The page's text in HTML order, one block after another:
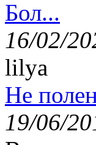
Бол...
16/02/
lilya
Не
19/06/